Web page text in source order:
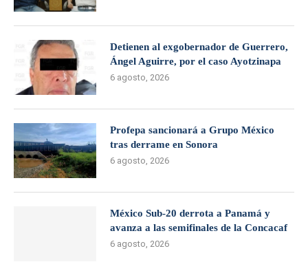
Detienen al exgobernador de Guerrero,
Ángel Aguirre, por el caso Ayotzinapa
6 agosto, 2026
Profepa sancionará a Grupo México
tras derrame en Sonora
6 agosto, 2026
México Sub-20 derrota a Panamá y
avanza a las semifinales de la Concacaf
6 agosto, 2026